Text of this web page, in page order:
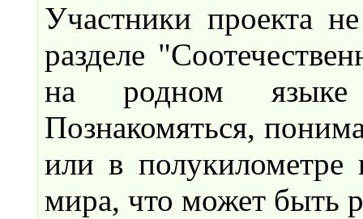
Участники проекта
разделе
на родном языке
Познакомяться,
или в полукилометре
мира, что может быть